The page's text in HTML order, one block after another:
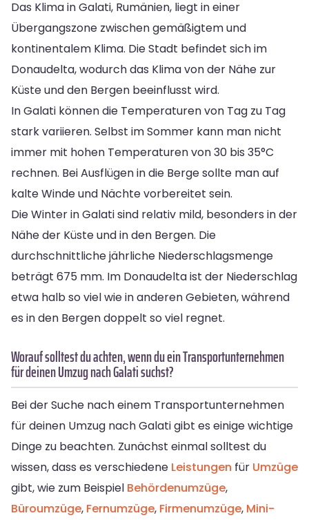
Das Klima in Galati, Rumänien, liegt in einer
Übergangszone zwischen gemäßigtem und
kontinentalem Klima. Die Stadt befindet sich im
Donaudelta, wodurch das Klima von der Nähe zur
Küste und den Bergen beeinflusst wird.
In Galati können die Temperaturen von Tag zu Tag
stark variieren. Selbst im Sommer kann man nicht
immer mit hohen Temperaturen von 30 bis 35°C
rechnen. Bei Ausflügen in die Berge sollte man auf
kalte Winde und Nächte vorbereitet sein.
Die Winter in Galati sind relativ mild, besonders in der
Nähe der Küste und in den Bergen. Die
durchschnittliche jährliche Niederschlagsmenge
beträgt 675 mm. Im Donaudelta ist der Niederschlag
etwa halb so viel wie in anderen Gebieten, während
es in den Bergen doppelt so viel regnet.
Worauf solltest du achten, wenn du ein Transportunternehmen
für deinen Umzug nach Galati suchst?
Bei der Suche nach einem Transportunternehmen
für deinen Umzug nach Galati gibt es einige wichtige
Dinge zu beachten. Zunächst einmal solltest du
wissen, dass es verschiedene Leistungen für Umzüge
gibt, wie zum Beispiel Behördenumzüge,
Büroumzüge, Fernumzüge, Firmenumzüge, Mini-